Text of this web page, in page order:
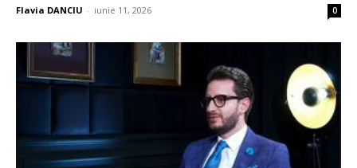
Flavia DANCIU - iunie 11, 2026 0